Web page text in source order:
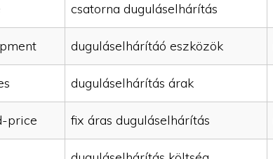
csatorna duguláselhárítás
duguláselhárítáó eszközök
duguláselhárítás árak
price fix áras duguláselhárítás